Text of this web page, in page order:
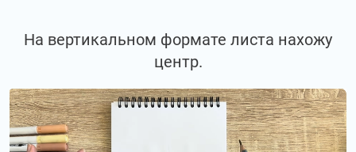
На вертикальном формате листа нахожу
центр.